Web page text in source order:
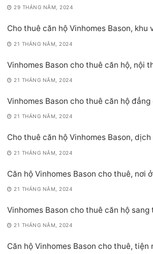
29 THÁNG NĂM, 2024
Cho thuê căn hộ Vinhomes Bason, khu
21 THÁNG NĂM, 2024
Vinhomes Bason cho thuê căn hộ, nội
21 THÁNG NĂM, 2024
Vinhomes Bason cho thuê căn hộ
21 THÁNG NĂM, 2024
Cho thuê căn hộ Vinhomes Bason,
21 THÁNG NĂM, 2024
Căn hộ Vinhomes Bason cho thuê, nơi
21 THÁNG NĂM, 2024
Vinhomes Bason cho thuê căn hộ
21 THÁNG NĂM, 2024
Căn hộ Vinhomes Bason cho thuê, tiện